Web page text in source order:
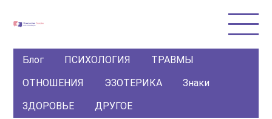
Блог ПСИХОЛОГИЯ
ТРАВМЫ
ОТНОШЕНИЯ
ЭЗОТЕРИКА
Знаки
ЗДОРОВЬЕ
ДРУГОЕ